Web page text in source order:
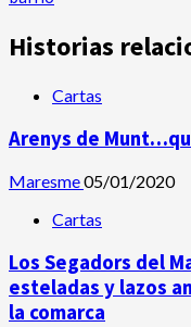
Historias
Cartas
Arenys de
Maresme05/01/2020
Cartas
Los Segadors del
esteladas y lazos
la comarca